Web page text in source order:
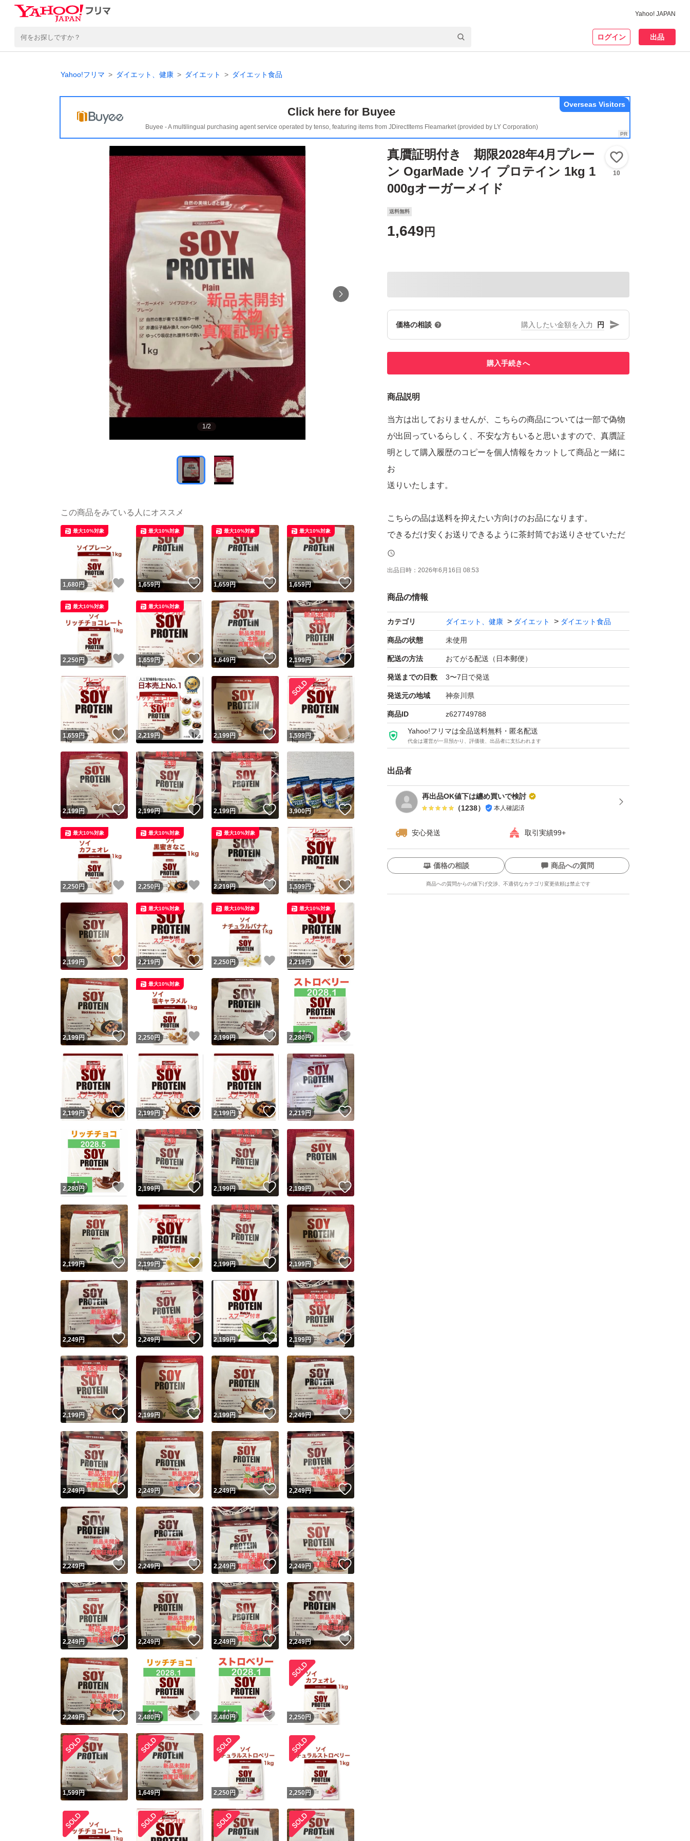
Yahoo! JAPAN
ログイン 出品
Yahoo!フリマ ダイエット、健康 ダイエット ダイエット食品
Click here for Buyee
Buyee - A multilingual purchasing agent service operated by tenso, featuring items from JDirectItems Fleamarket (provided by LY Corporation)
Overseas Visitors
1/2
真贋証明付き 期限2028年4月プレー
ン OgarMade ソイ プロテイン 1kg 1
000gオーガーメイド
10
送料無料
1,649 円
価格の相談 円
購入手続きへ
商品説明
当方は出しておりませんが、こちらの商品については一部で偽物
が出回っているらしく、不安な方もいると思いますので、真贋証
明として購入履歴のコピーを個人情報をカットして商品と一緒に
お
送りいたします。
こちらの品は送料を抑えたい方向けのお品になります。
できるだけ安くお送りできるように茶封筒でお送りさせていただ
きますので、
茶封筒での発送に抵抗がある方は通常の送料を抑えない配送もし
出品日時： 2026年6月16日 08:53
商品の情報
カテゴリ ダイエット、健康 ダイエット ダイエット食品
商品の状態 未使用
配送の方法 おてがる配送（日本郵便）
発送までの日数 3〜7日で発送
発送元の地域 神奈川県
商品ID z627749788
Yahoo!フリマは全品送料無料・匿名配送
代金は運営が一旦預かり、評価後、出品者に支払われます
出品者
再出品OK値下は纏め買いで検討
（1238） 本人確認済
安心発送 取引実績99+
ユーザーの実績について
Yahoo!フリマが定めた一定の基準を満たしたユーザーにバッジを付与しています
安心取引出品者
安心取引出品者 Yahoo!フリマの基準をクリアした安心・安全なユーザーです
取引実績
取引実績◯+ このユーザーはYahoo!フリマの取引を完了させた実績があります
他フリマ実績◯+ このユーザーは他フリマサービスでの取引実績があります
スピード&安心発送
※このバッジは実績に基づく表示であり、発送を保証しているものではありません
スピード＆安心発送
このユーザーは高頻度で24時間以内＆設定した発送日数内に発送してい
ます
スピード発送 このユーザーは高頻度で24時間以内に発送しています
安心発送 このユーザーは設定した発送日数内に発送しています
価格の相談 商品への質問
商品への質問からの値下げ交渉、不適切なカテゴリ変更依頼は禁止です
この商品の情報をコピーします
商品画像の無断転載は禁止されています
コピーは1商品につき1回です
出品ページへ
キャンセル
この商品をみている人にオススメ
1,680 円 いいね！
最大10%対象
1,659円 いいね！
最大10%対象
1,659円 いいね！
最大10%対象
1,659円
最大10%対象
2,250 円 いいね！
最大10%対象
1,659円 いいね！
最大10%対象
1,649円 いいね！
2,199円
1,659円 いいね！
2,219円 いいね！
2,199円 いいね！
1,599円
2,199円 いいね！
2,199円 いいね！
2,199円 いいね！
3,900円 いいね！
2,250 円 いいね！
最大10%対象
2,250円 いいね！
最大10%対象
2,219円 いいね！
最大10%対象
1,599円 いいね！
2,199円 いいね！
2,219円 いいね！
最大10%対象
2,250 円 いいね！
最大10%対象
2,219円 いいね！
最大10%対象
2,199円 いいね！
2,250 円 いいね！
最大10%対象
2,199円 いいね！
2,280円
2,199円 いいね！
2,199円 いいね！
2,199円 いいね！
2,219円
2,280円 いいね！
2,199円 いいね！
2,199円 いいね！
2,199円 いいね！
2,199円 いいね！
2,199円 いいね！
2,199円 いいね！
2,199円 いいね！
2,249円 いいね！
2,249円 いいね！
2,199円 いいね！
2,199円 いいね！
2,199円 いいね！
2,199円 いいね！
2,199円 いいね！
2,249円 いいね！
2,249円 いいね！
2,249円 いいね！
2,249円 いいね！
2,249円
2,249円 いいね！
2,249円 いいね！
2,249円 いいね！
2,249円
2,249円 いいね！
2,249円 いいね！
2,249円 いいね！
2,249円 いいね！
2,249円 いいね！
2,480円 いいね！
2,480円 いいね！
2,250 円
1,599円 1,649円 2,250 円 2,250 円